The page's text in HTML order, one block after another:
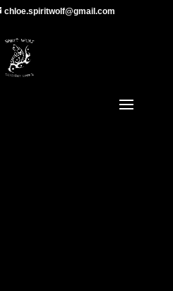
chloe.spiritwolf@gmail.com